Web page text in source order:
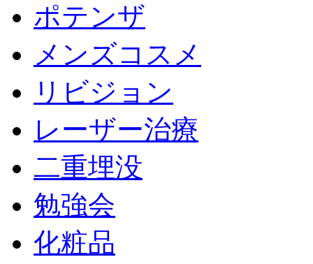
ポテンザ
メンズコスメ
リビジョン
レーザー治療
二重埋没
勉強会
化粧品